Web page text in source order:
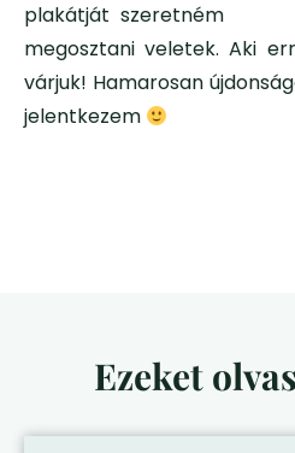
plakátját szeretném
megosztani veletek. Aki
várjuk! Hamarosan
jelentkezem
Ezeket